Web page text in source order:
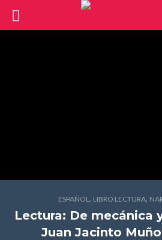
ESPAÑOL, LIBRO LECTURA,
Lectura: De mecánica
Juan Jacinto